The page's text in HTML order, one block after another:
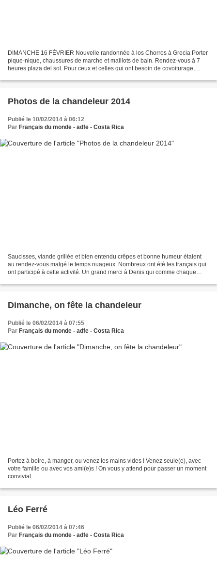
DIMANCHE 16 FÉVRIER Nouvelle randonnée à los Chorros à Grecia Porter
pique-nique, chaussures de marche et maillots de bain. Rendez-vous à 7
heures plaza del sol. Pour ceux et celles qui ont besoin de covoiturage,
Photos de la chandeleur 2014
Publié le 10/02/2014 à 06:12
Par Français du monde - adfe - Costa Rica
Saucisses, viande grillée et bien entendu crêpes et bonne humeur étaient
au rendez-vous malgé le temps nuageux. Nombreux ont été les français qui
ont participé à cette activité. Un grand merci à Denis qui comme chaque
Dimanche, on fête la chandeleur
Publié le 06/02/2014 à 07:55
Par Français du monde - adfe - Costa Rica
Portez à boire, à manger, ou venez les mains vides ! Venez seule(e), avec
votre famille ou avec vos ami(e)s ! On vous y attend pour passer un moment
convivial.
Léo Ferré
Publié le 06/02/2014 à 07:46
Par Français du monde - adfe - Costa Rica